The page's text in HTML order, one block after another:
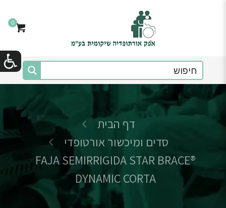
0
דף הבית
סדים ומיכשור אורטופדי
FAJA SEMIRRIGIDA STAR BRACE®
DYNAMIC CORTA